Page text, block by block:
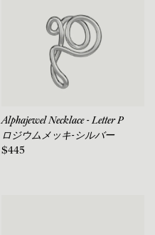
Alphajewel Necklace - Letter P
ロジウムメッキ-シルバー
$445